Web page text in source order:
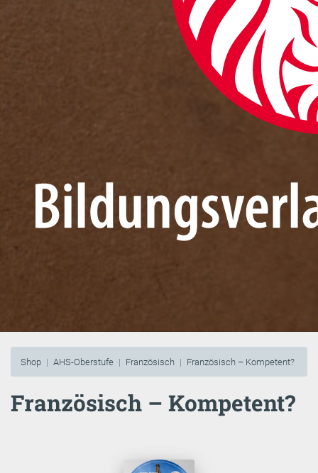
Shop AHS-Oberstufe Französisch Französisch – Kompetent?
Französisch – Kompetent?